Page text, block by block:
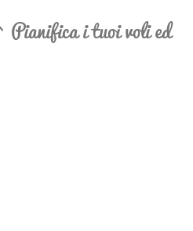
Pianifica i tuoi voli ed